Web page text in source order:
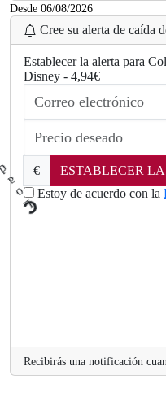
Desde 06/08/2026
Cree su alerta de caída
Establecer la alerta para
Disney - 4,94€
€
ESTABLECER
Estoy de acuerdo con la
L
.
Recibirás una notificación